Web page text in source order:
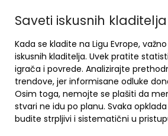
Saveti iskusnih kladitelja
Kada se kladite na Ligu Evrope,
iskusnih kladitelja. Uvek pratite
igrača i povrede. Analizirajte
trendove, jer informisane odluke
Osim toga, nemojte se plašiti da
stvari ne idu po planu. Svaka
budite strpljivi i sistematični u